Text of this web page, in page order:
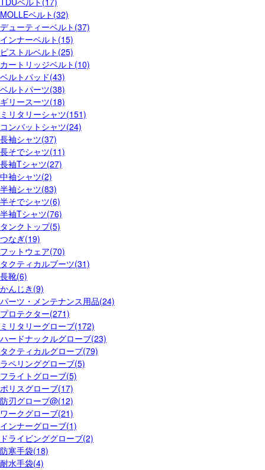
MOLLEベルト(32)
デューティーベルト(37)
インナーベルト(15)
ピストルベルト(25)
カートリッジベルト(10)
ベルトパッド(43)
ベルトパーツ(38)
ギリースーツ(18)
ミリタリーシャツ(151)
コンバットシャツ(24)
長袖シャツ(37)
長そでシャツ(11)
長袖Tシャツ(27)
中袖シャツ(2)
半袖シャツ(83)
半そでシャツ(6)
半袖Tシャツ(76)
タンクトップ(5)
つなぎ(19)
フットウェア(70)
タクティカルブーツ(31)
長靴(6)
かんじき(9)
パーツ・メンテナンス用品(24)
プロテクター(271)
ミリタリーグローブ(172)
ハードナックルグローブ(23)
タクティカルグローブ(79)
ラペリンググローブ(5)
フライトグローブ(5)
ポリスグローブ(17)
防刃グローブ@(12)
ワークグローブ(21)
インナーグローブ(1)
ドライビンググローブ(2)
防寒手袋(18)
耐水手袋(4)